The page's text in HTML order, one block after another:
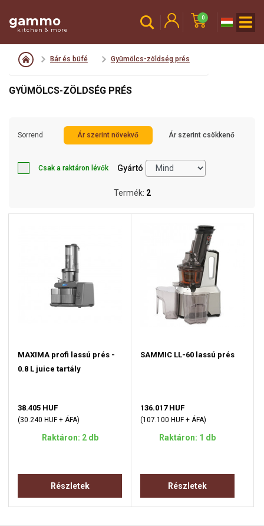
gammo
kitchen & more
0
Bár és büfé Gyümölcs-zöldség prés
GYÜMÖLCS-ZÖLDSÉG PRÉS
Sorrend Ár szerint növekvő Ár szerint csökkenő
Csak a raktáron lévők Gyártó
Termék: 2
MAXIMA profi lassú prés -
0.8 L juice tartály
38.405 HUF
(30.240 HUF + ÁFA)
Raktáron: 2 db
Részletek
SAMMIC LL-60 lassú prés
136.017 HUF
(107.100 HUF + ÁFA)
Raktáron: 1 db
Részletek